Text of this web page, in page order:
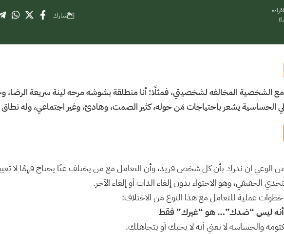
شارك
الشخصية المخالفه لشخصيتي، فمثلًا: أنا منطلقة بشوشه مرحه لينة سريعة الرضا،
الحساسية يشعر باحتياجات مَن حوله، كثير الصمت، وهادئ، وغير اجتماعي، وله
الوعي ان ندرك بأن كل شخص فريد، وأن التعامل مع من يختلف عنّا يحتاج فهمًا لا
الحقيقي، وهو الاحتواء بدون إلغاء الذات أو إلغاء الآخر.
عملية للتعامل مع هذا النوع من الاختلاف:
أنه ليس “ضدك”… هو “غيرك” فقط
والحساسة لا تعني أنه لا يحبك أو يتجاهلك.